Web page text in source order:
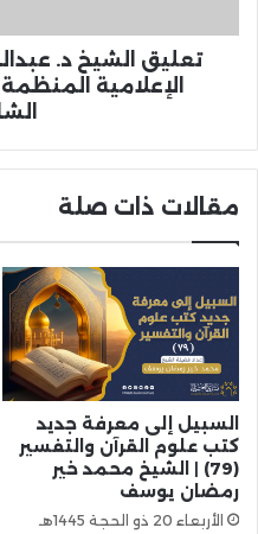
تعليق الشيخ د.
الإعلامية
مقالات ذات صلة
السبيل إلى معرفة جديد
كتب علوم القرآن والتفسير
(79) | الشيخ محمد خير
رمضان يوسف
الأربعاء 20 ذو الحجة 1445هـ